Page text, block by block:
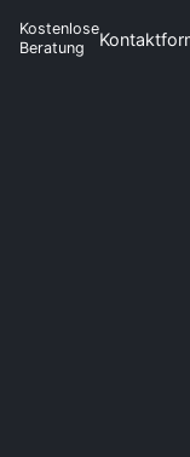
Kostenlose
Beratung